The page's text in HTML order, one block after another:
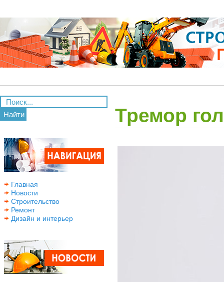
Найти
Главная
Новости
Строительство
Ремонт
Дизайн и интерьер
Тремор